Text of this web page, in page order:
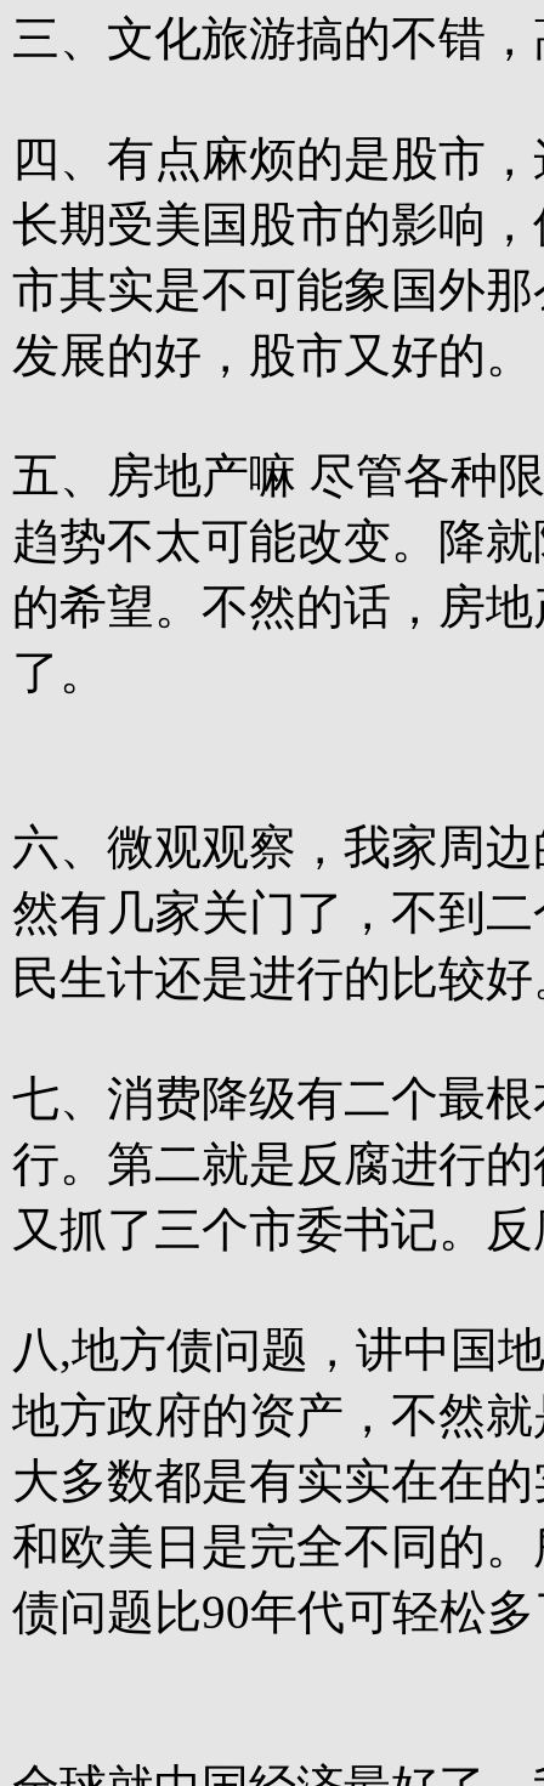
三、文化旅游搞的不错
四、有点麻烦的是股市
长期受美国股市的影响
市其实是不可能象国外
发展的好，股市又好的。
五、房地产嘛 尽管各种
趋势不太可能改变。降
的希望。不然的话，房
了。
六、微观观察，我家周
然有几家关门了，不到
民生计还是进行的比较
七、消费降级有二个最
行。第二就是反腐进行
又抓了三个市委书记。
八,地方债问题，讲中国
地方政府的资产，不然
大多数都是有实实在在
和欧美日是完全不同的
债问题比90年代可轻松